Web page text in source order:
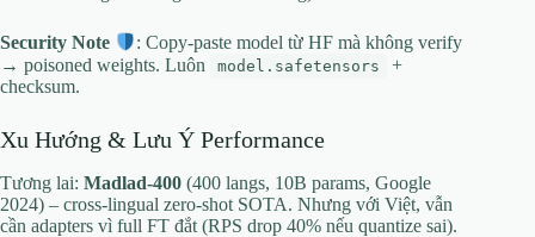
Security Note
: Copy-paste model từ HF mà không verify
→ poisoned weights. Luôn
model.safetensors
+
checksum.
Xu Hướng & Lưu Ý Performance
Tương lai: Madlad-400 (400 langs, 10B params, Google
2024) – cross-lingual zero-shot SOTA. Nhưng với Việt, vẫn
cần adapters vì full FT đắt (RPS drop 40% nếu quantize sai).